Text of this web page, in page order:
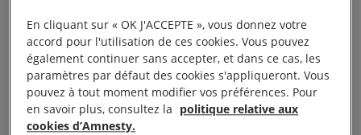
Atelier clean tag sur la campagne « Silence on arme
! » à Belleville © Benjamin Girette
En cliquant sur « OK J'ACCEPTE », vous donnez votre
accord pour l'utilisation de ces cookies. Vous pouvez
également continuer sans accepter, et dans ce cas, les
paramètres par défaut des cookies s'appliqueront. Vous
pouvez à tout moment modifier vos préférences. Pour
en savoir plus, consultez la politique relative aux
cookies d’Amnesty.